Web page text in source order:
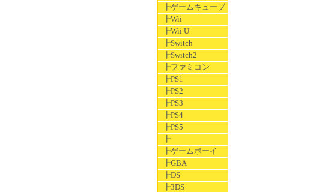
┣ゲームキューブ
┣Wii
┣Wii U
┣Switch
┣Switch2
┣ファミコン
┣PS1
┣PS2
┣PS3
┣PS4
┣PS5
┣
┣ゲームボーイ
┣GBA
┣DS
┣3DS